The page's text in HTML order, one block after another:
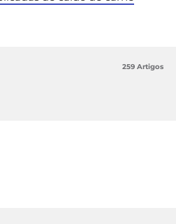
259 Artigos